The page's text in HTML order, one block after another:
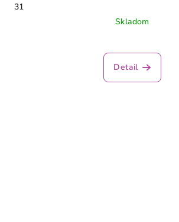
31
Skladom
Detail